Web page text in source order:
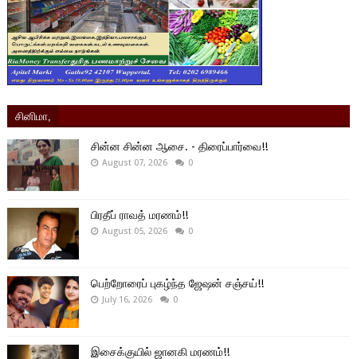
சினிமா,
சின்ன சின்ன ஆசை. - திரைப்பார்வை!!
August 07, 2026 0
பிரதீப் ராவத் மரணம்!!
August 05, 2026 0
பெற்றோரைப் புகழ்ந்த ஜேஷன் சஞ்சய்!!
July 16, 2026 0
இசைக்குயில் ஜானகி மரணம்!!